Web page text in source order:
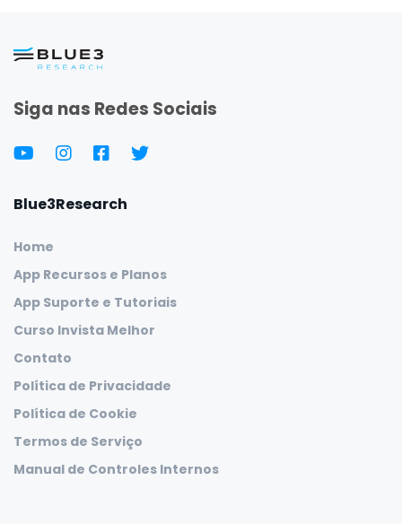
Siga nas Redes Sociais
Blue3Research
Home
App Recursos e Planos
App Suporte e Tutoriais
Curso Invista Melhor
Contato
Política de Privacidade
Política de Cookie
Termos de Serviço
Manual de Controles Internos